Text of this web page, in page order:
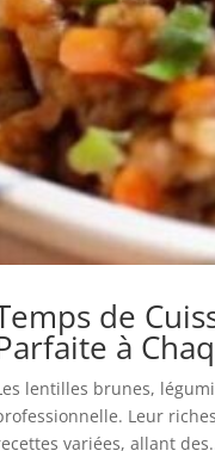
de
à
lentilles brunes,
Leur
variées, allant